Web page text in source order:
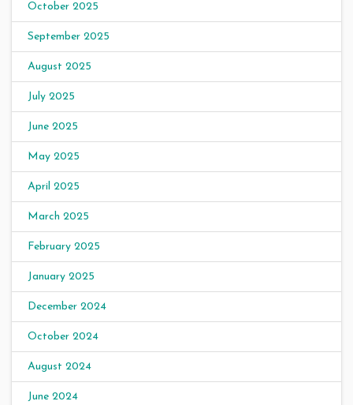
October 2025
September 2025
August 2025
July 2025
June 2025
May 2025
April 2025
March 2025
February 2025
January 2025
December 2024
October 2024
August 2024
June 2024